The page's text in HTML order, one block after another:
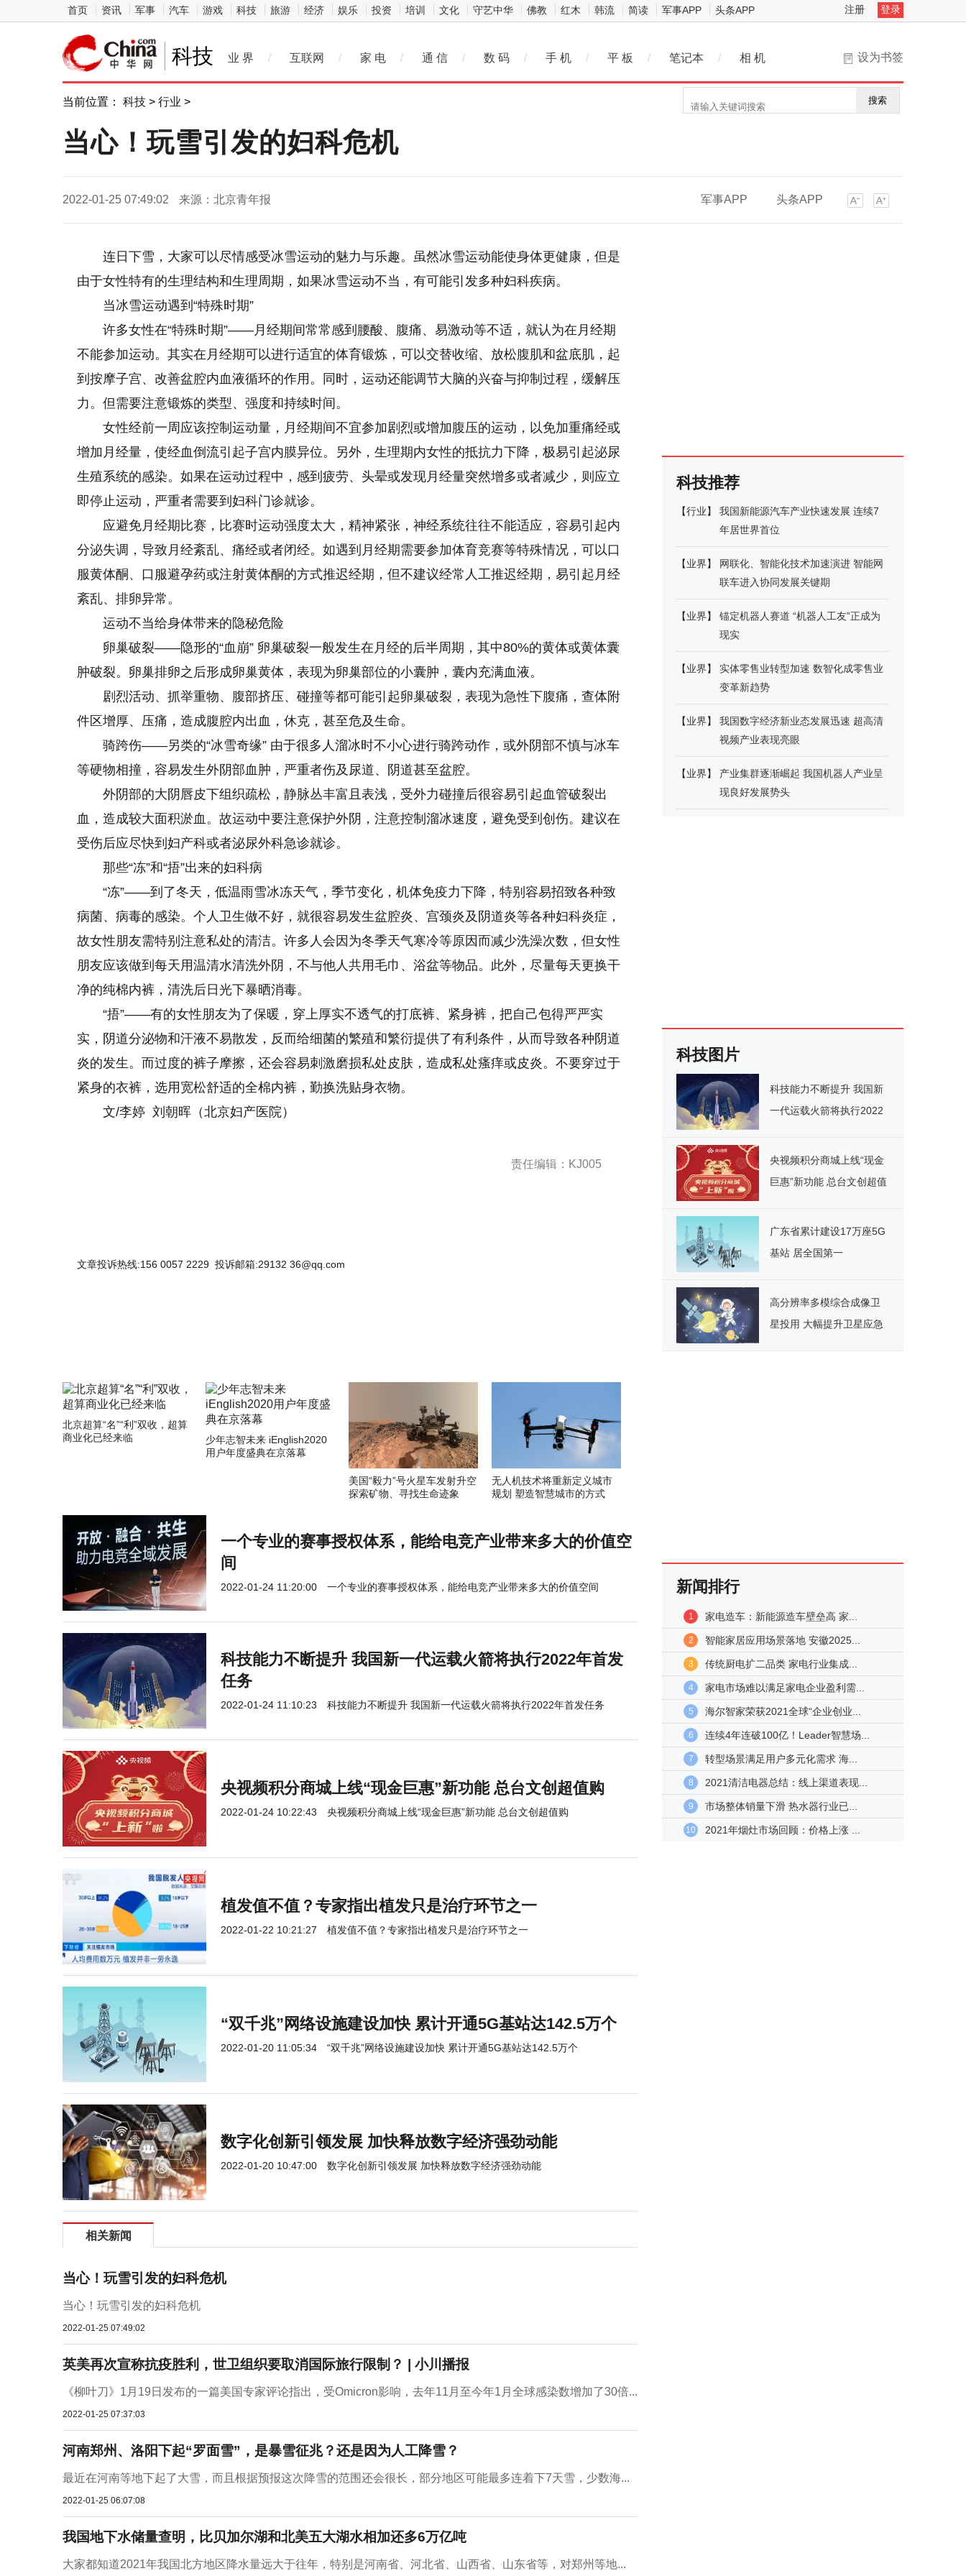
首页 资讯 军事 汽车 游戏 科技 旅游 经济 娱乐 投资 培训 文化 守艺中华 佛教 红木 韩流 简读 军事APP 头条APP 注册 登录
科技 设为书签
业 界 / 互联网 / 家 电 / 通 信 / 数 码 / 手 机 / 平 板 / 笔记本 / 相 机
当前位置： 科技 > 行业 > 搜索
当心！玩雪引发的妇科危机
2022-01-25 07:49:02 来源：北京青年报 军事APP 头条APP
连日下雪，大家可以尽情感受冰雪运动的魅力与乐趣。虽然冰雪运动能使身体更健康，但是
由于女性特有的生理结构和生理周期，如果冰雪运动不当，有可能引发多种妇科疾病。
当冰雪运动遇到“特殊时期”
许多女性在“特殊时期”——月经期间常常感到腰酸、腹痛、易激动等不适，就认为在月经期
不能参加运动。其实在月经期可以进行适宜的体育锻炼，可以交替收缩、放松腹肌和盆底肌，起
到按摩子宫、改善盆腔内血液循环的作用。同时，运动还能调节大脑的兴奋与抑制过程，缓解压
力。但需要注意锻炼的类型、强度和持续时间。
女性经前一周应该控制运动量，月经期间不宜参加剧烈或增加腹压的运动，以免加重痛经或
增加月经量，使经血倒流引起子宫内膜异位。另外，生理期内女性的抵抗力下降，极易引起泌尿
生殖系统的感染。如果在运动过程中，感到疲劳、头晕或发现月经量突然增多或者减少，则应立
即停止运动，严重者需要到妇科门诊就诊。
应避免月经期比赛，比赛时运动强度太大，精神紧张，神经系统往往不能适应，容易引起内
分泌失调，导致月经紊乱、痛经或者闭经。如遇到月经期需要参加体育竞赛等特殊情况，可以口
服黄体酮、口服避孕药或注射黄体酮的方式推迟经期，但不建议经常人工推迟经期，易引起月经
紊乱、排卵异常。
运动不当给身体带来的隐秘危险
卵巢破裂——隐形的“血崩” 卵巢破裂一般发生在月经的后半周期，其中80%的黄体或黄体囊
肿破裂。卵巢排卵之后形成卵巢黄体，表现为卵巢部位的小囊肿，囊内充满血液。
剧烈活动、抓举重物、腹部挤压、碰撞等都可能引起卵巢破裂，表现为急性下腹痛，查体附
件区增厚、压痛，造成腹腔内出血，休克，甚至危及生命。
骑跨伤——另类的“冰雪奇缘” 由于很多人溜冰时不小心进行骑跨动作，或外阴部不慎与冰车
等硬物相撞，容易发生外阴部血肿，严重者伤及尿道、阴道甚至盆腔。
外阴部的大阴唇皮下组织疏松，静脉丛丰富且表浅，受外力碰撞后很容易引起血管破裂出
血，造成较大面积淤血。故运动中要注意保护外阴，注意控制溜冰速度，避免受到创伤。建议在
受伤后应尽快到妇产科或者泌尿外科急诊就诊。
那些“冻”和“捂”出来的妇科病
“冻”——到了冬天，低温雨雪冰冻天气，季节变化，机体免疫力下降，特别容易招致各种致
病菌、病毒的感染。个人卫生做不好，就很容易发生盆腔炎、宫颈炎及阴道炎等各种妇科炎症，
故女性朋友需特别注意私处的清洁。许多人会因为冬季天气寒冷等原因而减少洗澡次数，但女性
朋友应该做到每天用温清水清洗外阴，不与他人共用毛巾、浴盆等物品。此外，尽量每天更换干
净的纯棉内裤，清洗后日光下暴晒消毒。
“捂”——有的女性朋友为了保暖，穿上厚实不透气的打底裤、紧身裤，把自己包得严严实
实，阴道分泌物和汗液不易散发，反而给细菌的繁殖和繁衍提供了有利条件，从而导致各种阴道
炎的发生。而过度的裤子摩擦，还会容易刺激磨损私处皮肤，造成私处瘙痒或皮炎。不要穿过于
紧身的衣裤，选用宽松舒适的全棉内裤，勤换洗贴身衣物。
文/李婷 刘朝晖（北京妇产医院）
责任编辑：KJ005
文章投诉热线:156 0057 2229 投诉邮箱:29132 36@qq.com
北京超算“名”“利”双收，超算
商业化已经来临
少年志智未来 iEnglish2020
用户年度盛典在京落幕
美国“毅力”号火星车发射升空
探索矿物、寻找生命迹象
无人机技术将重新定义城市
规划 塑造智慧城市的方式
一个专业的赛事授权体系，能给电竞产业带来多大的价值空
间
2022-01-24 11:20:00 一个专业的赛事授权体系，能给电竞产业带来多大的价值空间
科技能力不断提升 我国新一代运载火箭将执行2022年首发
任务
2022-01-24 11:10:23 科技能力不断提升 我国新一代运载火箭将执行2022年首发任务
央视频积分商城上线“现金巨惠”新功能 总台文创超值购
2022-01-24 10:22:43 央视频积分商城上线“现金巨惠”新功能 总台文创超值购
植发值不值？专家指出植发只是治疗环节之一
2022-01-22 10:21:27 植发值不值？专家指出植发只是治疗环节之一
“双千兆”网络设施建设加快 累计开通5G基站达142.5万个
2022-01-20 11:05:34 “双千兆”网络设施建设加快 累计开通5G基站达142.5万个
数字化创新引领发展 加快释放数字经济强劲动能
2022-01-20 10:47:00 数字化创新引领发展 加快释放数字经济强劲动能
相关新闻
当心！玩雪引发的妇科危机
当心！玩雪引发的妇科危机
2022-01-25 07:49:02
英美再次宣称抗疫胜利，世卫组织要取消国际旅行限制？ | 小川播报
《柳叶刀》1月19日发布的一篇美国专家评论指出，受Omicron影响，去年11月至今年1月全球感染数增加了30倍...
2022-01-25 07:37:03
河南郑州、洛阳下起“罗面雪”，是暴雪征兆？还是因为人工降雪？
最近在河南等地下起了大雪，而且根据预报这次降雪的范围还会很长，部分地区可能最多连着下7天雪，少数海...
2022-01-25 06:07:08
我国地下水储量查明，比贝加尔湖和北美五大湖水相加还多6万亿吨
大家都知道2021年我国北方地区降水量远大于往年，特别是河南省、河北省、山西省、山东省等，对郑州等地...
科技推荐
【行业】
我国新能源汽车产业快速发展 连续7
年居世界首位
【业界】
网联化、智能化技术加速演进 智能网
联车进入协同发展关键期
【业界】
锚定机器人赛道 “机器人工友”正成为
现实
【业界】
实体零售业转型加速 数智化成零售业
变革新趋势
【业界】
我国数字经济新业态发展迅速 超高清
视频产业表现亮眼
【业界】
产业集群逐渐崛起 我国机器人产业呈
现良好发展势头
科技图片
科技能力不断提升 我国新
一代运载火箭将执行2022
央视频积分商城上线“现金
巨惠”新功能 总台文创超值
广东省累计建设17万座5G
基站 居全国第一
高分辨率多模综合成像卫
星投用 大幅提升卫星应急
新闻排行
1 家电造车：新能源造车壁垒高 家...
2 智能家居应用场景落地 安徽2025...
3 传统厨电扩二品类 家电行业集成...
4 家电市场难以满足家电企业盈利需...
5 海尔智家荣获2021全球“企业创业...
6 连续4年连破100亿！Leader智慧场...
7 转型场景满足用户多元化需求 海...
8 2021清洁电器总结：线上渠道表现...
9 市场整体销量下滑 热水器行业已...
10 2021年烟灶市场回顾：价格上涨 ...